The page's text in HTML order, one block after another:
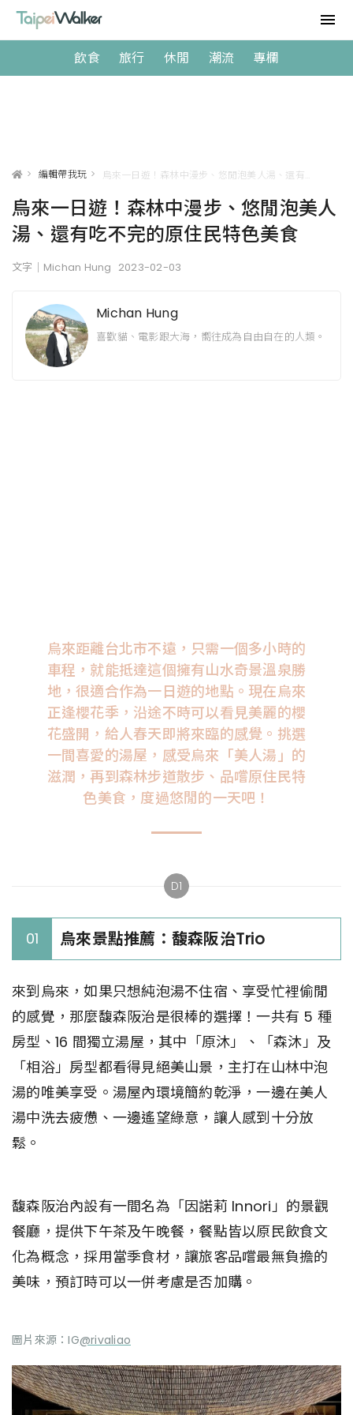
飲食 旅行 休閒 潮流 專欄
> 編輯帶我玩 >
烏來一日遊！森林中漫步、悠閒泡美人
湯、還有吃不完的原住民特色美食
文字｜Michan Hung 2023-02-03
Michan Hung
喜歡貓、電影跟大海，嚮往成為自由自在的人類。
烏來距離台北市不遠，只需一個多小時的
車程，就能抵達這個擁有山水奇景溫泉勝
地，很適合作為一日遊的地點。現在烏來
正逢櫻花季，沿途不時可以看見美麗的櫻
花盛開，給人春天即將來臨的感覺。挑選
一間喜愛的湯屋，感受烏來「美人湯」的
滋潤，再到森林步道散步、品嚐原住民特
色美食，度過悠閒的一天吧！
D1
01 烏來景點推薦：馥森阪治Trio
來到烏來，如果只想純泡湯不住宿、享受忙裡偷閒
的感覺，那麼馥森阪治是很棒的選擇！一共有 5 種
房型、16 間獨立湯屋，其中「原沐」、「森沐」及
「相浴」房型都看得見絕美山景，主打在山林中泡
湯的唯美享受。湯屋內環境簡約乾淨，一邊在美人
湯中洗去疲憊、一邊遙望綠意，讓人感到十分放
鬆。
馥森阪治內設有一間名為「因諾莉 Innori」的景觀
餐廳，提供下午茶及午晚餐，餐點皆以原民飲食文
化為概念，採用當季食材，讓旅客品嚐最無負擔的
美味，預訂時可以一併考慮是否加購。
圖片來源：IG@rivaliao